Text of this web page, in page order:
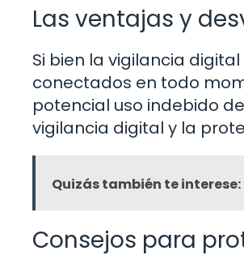
Las ventajas y
Si bien la vigilancia
conectados en todo
potencial uso indebido
vigilancia digital y la
Quizás también te interese:
Consejos para